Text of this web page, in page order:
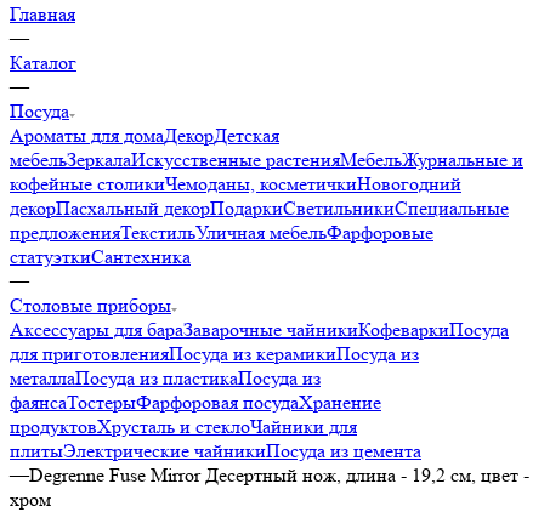
Главная
—
Каталог
—
Посуда
Ароматы для домаДекорДетская
мебельЗеркалаИскусственные растенияМебельЖурнальные и
кофейные столикиЧемоданы, косметичкиНовогодний
декорПасхальный декорПодаркиСветильникиСпециальные
предложенияТекстильУличная мебельФарфоровые
статуэткиСантехника
—
Столовые приборы
Аксессуары для бараЗаварочные чайникиКофеваркиПосуда
для приготовленияПосуда из керамикиПосуда из
металлаПосуда из пластикаПосуда из
фаянсаТостерыФарфоровая посудаХранение
продуктовХрусталь и стеклоЧайники для
плитыЭлектрические чайникиПосуда из цемента
—Degrenne Fuse Mirror Десертный нож, длина - 19,2 см, цвет -
хром